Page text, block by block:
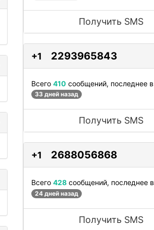
Получить SMS
+1 2293965843
Всего 410 сообщений, последнее в
33 дней назад
Получить SMS
+1 2688056868
Всего 428 сообщений, последнее в
24 дней назад
Получить SMS